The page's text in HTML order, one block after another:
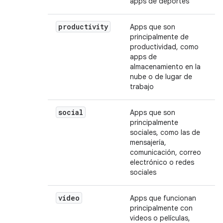
productivity
Apps que son
principalmente de
productividad, como
apps de
almacenamiento en la
nube o de lugar de
trabajo
social
Apps que son
principalmente
sociales, como las de
mensajería,
comunicación, correo
electrónico o redes
sociales
video
Apps que funcionan
principalmente con
videos o películas,